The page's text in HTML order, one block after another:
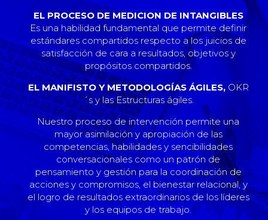
EL PROCESO DE MEDICION DE INTANGIBLES
Es una habilidad fundamental que permite definir
estándares compartidos respecto a los juicios de
satisfacción de cara a resultados, objetivos y
propósitos compartidos.
EL MANIFISTO Y METODOLOGÍAS ÁGILES, OKR
´s y las Estructuras ágiles.
Nuestro proceso de intervención permite una
mayor asimilación y apropiación de las
competencias, habilidades y sencibilidades
conversacionales como un patrón de
pensamiento y gestión para la coordinación de
acciones y compromisos, el bienestar relacional, y
el logro de resultados extraordinarios de los líderes
y los equipos de trabajo.